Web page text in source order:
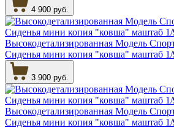
4 900 руб.
Высокодетализированная Модель
Сиденья мини копия "ковша" маштаб
3 900 руб.
Высокодетализированная Модель
Сиденья мини копия "ковша" маштаб